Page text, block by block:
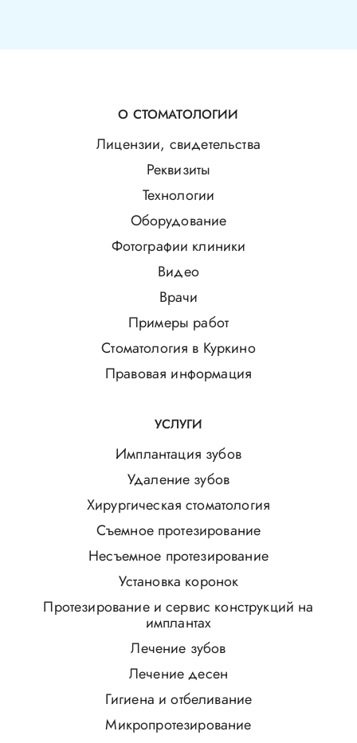
О СТОМАТОЛОГИИ
Лицензии, свидетельства
Реквизиты
Технологии
Оборудование
Фотографии клиники
Видео
Врачи
Примеры работ
Стоматология в Куркино
Правовая информация
УСЛУГИ
Имплантация зубов
Удаление зубов
Хирургическая стоматология
Съемное протезирование
Несъемное протезирование
Установка коронок
Протезирование и сервис конструкций на
имплантах
Лечение зубов
Лечение десен
Гигиена и отбеливание
Микропротезирование